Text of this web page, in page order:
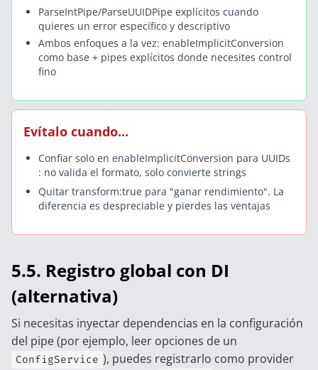
ParseIntPipe/ParseUUIDPipe explícitos cuando
quieres un error específico y descriptivo
Ambos enfoques a la vez: enableImplicitConversion
como base + pipes explícitos donde necesites control
fino
Evítalo cuando...
Confiar solo en enableImplicitConversion para UUIDs
: no valida el formato, solo convierte strings
Quitar transform:true para "ganar rendimiento". La
diferencia es despreciable y pierdes las ventajas
5.5. Registro global con DI
(alternativa)
Si necesitas inyectar dependencias en la configuración
del pipe (por ejemplo, leer opciones de un
ConfigService ), puedes registrarlo como provider